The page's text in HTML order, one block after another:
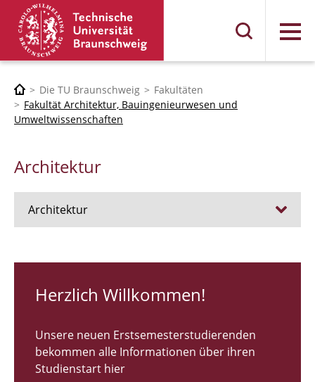
Menü
Die TU Braunschweig
Fakultäten
Fakultät Architektur, Bauingenieurwesen und
Umweltwissenschaften
Architektur
Architektur
RUNDGANG 26
Bachelor Architektur
Herzlich Willkommen!
Unsere neuen Erstsemesterstudierenden
bekommen alle Informationen über ihren
Studienstart hier